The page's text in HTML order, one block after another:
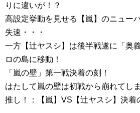
りに違いが！？
高設定挙動を見せる【嵐】のニュー
失速・・・
一方【辻ヤスシ】は後半戦遂に「奥
ロの島に移動！
「嵐の壁」第一戦決着の刻！
はたして嵐の壁は初戦から崩れてし
推し！：【嵐】VS【辻ヤスシ】決着